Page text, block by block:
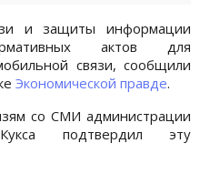
и защиты информации
актов для
связи, сообщили
Экономической правде.
со СМИ администрации
подтвердил эту